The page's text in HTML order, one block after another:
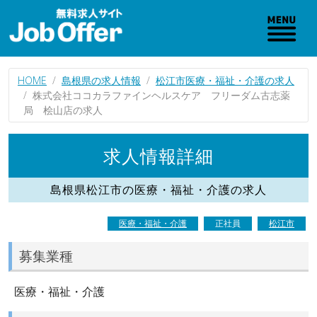
HOME 島根県の求人情報
松江市医療・福祉・介護の求人
株式会社ココカラファインヘルスケア フリーダム古志薬
局 桧山店の求人
求人情報詳細
島根県松江市の医療・福祉・介護の求人
医療・福祉・介護 正社員 松江市
募集業種
医療・福祉・介護